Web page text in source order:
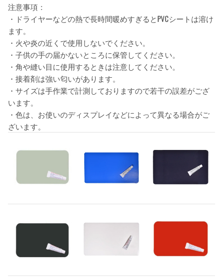
注意事項：
・ドライヤーなどの熱で長時間暖めすぎるとPVCシートは溶け
ます。
・火や炎の近くで使用しないでください。
・子供の手の届かないところに保管してください。
・角や縫い目に使用するときは注意してください。
・接着剤は強い匂いがあります。
・サイズは手作業で計測しておりますので若干の誤差がござ
います。
・色は、お使いのディスプレイなどによって異なる場合がご
ざいます。